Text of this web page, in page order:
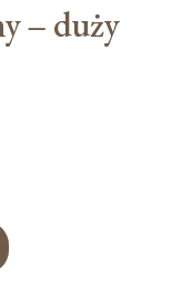
– duży